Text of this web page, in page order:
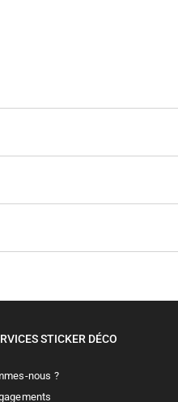
STICKER DÉCO
nous ?